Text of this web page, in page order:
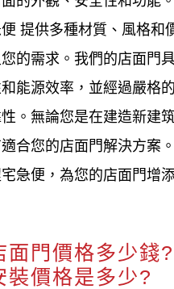
提供多種材質、風格和
的需求。我們的店面門
能源效率，並經過嚴格
。無論您是在建造新建
合您的店面門解決方案
急便，為您的店面門增
面門價格多少錢
裝價格是多少?